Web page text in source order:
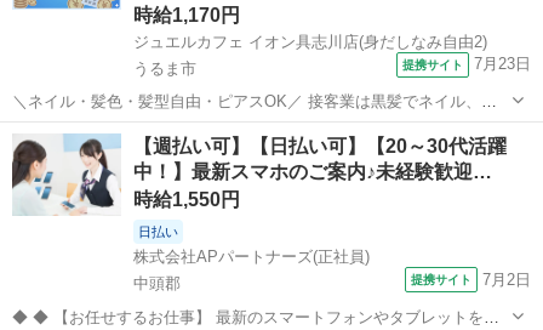
時給1,170円
ジュエルカフェ イオン具志川店(身だしなみ自由2)
うるま市
提携サイト 7月23日
＼ネイル・髪色・髪型自由・ピアスOK／ 接客業は黒髪でネイル、ア
クセサリー禁止なお店が多いけど ジュエルカフェでは、すべてが自由
です★ オシャレをしながらあなたらしく働けます！ ※常識の範囲内で
お願いします。 ★月10万以...
うるま市 アパレル
【週払い可】【日払い可】【20～30代活躍
中！】最新スマホのご案内♪未経験歓迎…
時給1,550円
日払い
株式会社APパートナーズ(正社員)
中頭郡
提携サイト 7月2日
◆ ◆ 【お任せするお仕事】 最新のスマートフォンやタブレットを通